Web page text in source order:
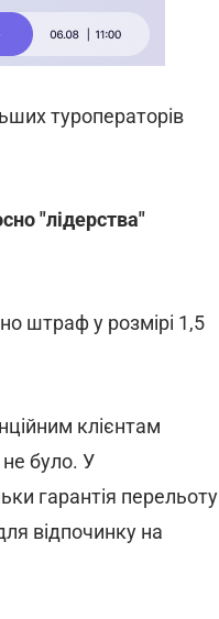
туроператорів
"лідерства"
штраф у розмірі 1,5
клієнтам
не було. У
гарантія перельоту
відпочинку на